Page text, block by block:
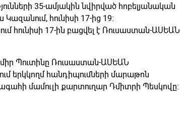
35-ամյակին նվիրված հոբելյանական
հունիսի 17-ից 19։
հունիսի 17-ին բացվել է Ռուսաստան-ԱՍԵԱՆ
Պուտինը Ռուսաստան-ԱՍԵԱՆ
երկկողմ հանդիպումների մարաթոն
մամուլի քարտուղար Դմիտրի Պեսկովը։